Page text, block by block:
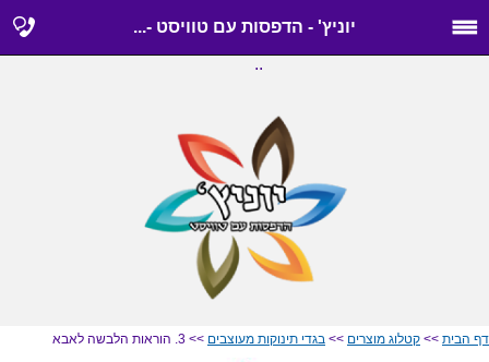
יוניץ' - הדפסות עם טוויסט -...
..
דף הבית >> קטלוג מוצרים >> בגדי תינוקות מעוצבים >> 3. הוראות הלבשה לאבא